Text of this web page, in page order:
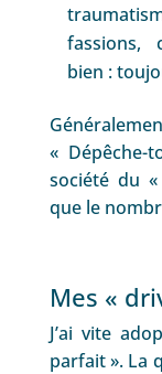
fassions,
bien :
«
société du
que le
Mes «
J’ai vite
parfait ». La